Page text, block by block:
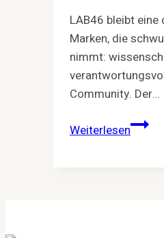
LAB46 bleibt eine
Marken, die
nimmt:
Community. Der…
WeiterlesenLAB46